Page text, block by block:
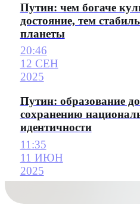
Путин: чем богаче
достояние, тем
планеты
20:46
12 СЕН
2025
Путин: образование
сохранению
идентичности
11:35
11 ИЮН
2025